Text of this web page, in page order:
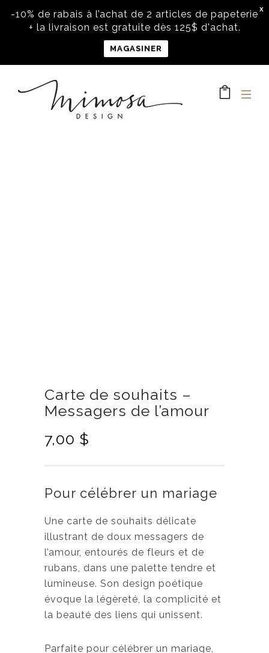
X
-10% de rabais à l’achat de 2 articles de papeterie
+ la livraison est gratuite dès 125$ d'achat.
MAGASINER
Carte de souhaits –
Messagers de l’amour
7,00 $
Pour célébrer un mariage
Une carte de souhaits délicate
illustrant de doux messagers de
l’amour, entourés de fleurs et de
rubans, dans une palette tendre et
lumineuse. Son design poétique
évoque la légèreté, la complicité et
la beauté des liens qui unissent.
Parfaite pour célébrer un mariage,